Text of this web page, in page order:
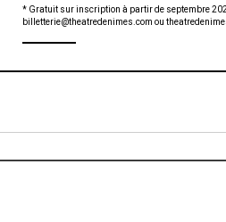
* Gratuit sur inscription à partir de septembre
billetterie@theatredenimes.com ou
GOOGLE